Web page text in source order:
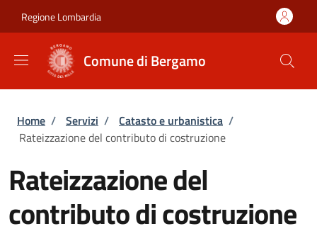
Regione Lombardia
Comune di Bergamo
Briciole di pane
Home / Servizi / Catasto e urbanistica /
Rateizzazione del contributo di costruzione
Rateizzazione del
contributo di costruzione